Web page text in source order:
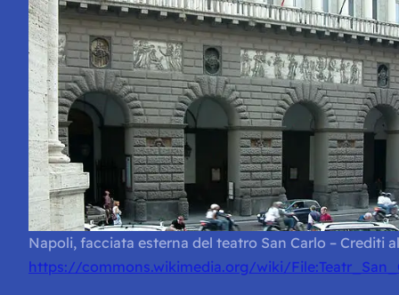
Napoli, facciata esterna del teatro San Carlo – Crediti
https://commons.wikimedia.org/wiki/